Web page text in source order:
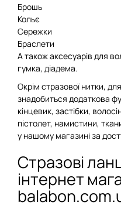
Брошь
Кольє
Сережки
Браслети
А також аксесуарів для
гумка, діадема.
Окрім стразової нитки,
знадобиться додаткова
кінцевик, застібки,
пістолет, намистини,
у нашому магазині за
Стразові
інтернет